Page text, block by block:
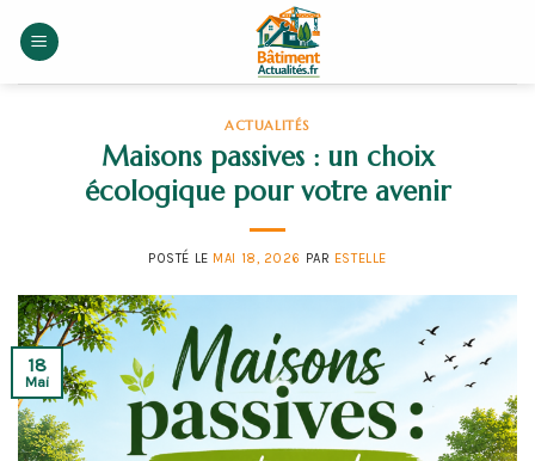
ACTUALITÉS
Maisons passives : un choix
écologique pour votre avenir
POSTÉ LE MAI 18, 2026 PAR ESTELLE
18
Mai